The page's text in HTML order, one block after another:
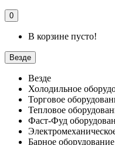
0
В корзине пусто!
Везде
Везде
Холодильное
Торговое
Тепловое
Фаст-Фуд
Барное оборудование